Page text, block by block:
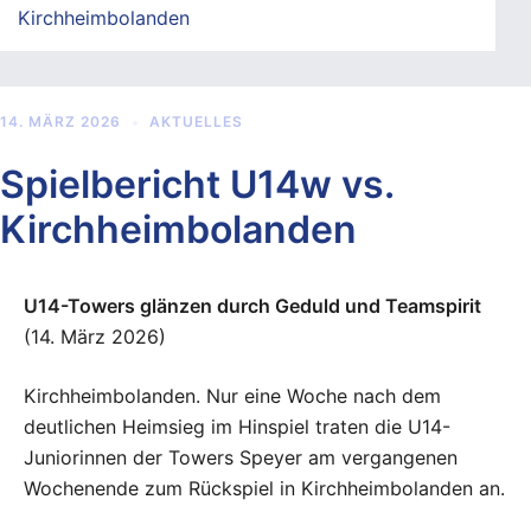
Kirchheimbolanden
14. MÄRZ 2026 AKTUELLES
Spielbericht U14w vs.
Kirchheimbolanden
U14-Towers glänzen durch Geduld und Teamspirit
(14. März 2026)
Kirchheimbolanden. Nur eine Woche nach dem
deutlichen Heimsieg im Hinspiel traten die U14-
Juniorinnen der Towers Speyer am vergangenen
Wochenende zum Rückspiel in Kirchheimbolanden an.